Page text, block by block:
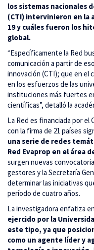
los sistemas nacionales
(CTI) intervinieron en la
19 y cuáles fueron los
global.
“Específicamente la Red
comunicación a partir de
innovación (CTI); que en el
en los esfuerzos de las
instituciones más fuertes
científicas”, detalló la
La Red es financiada por el
con la firma de 21 países
una serie de redes
Red Evaprop en el área
surgen nuevas
gestores y la Secretaría
determinar las iniciativas
período de cuatro años.
La investigadora enfatiza
ejercido por la
este tipo, ya que
como un agente líder y